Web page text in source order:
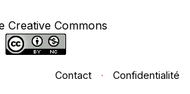
Creative Commons
Contact · Confidentialité